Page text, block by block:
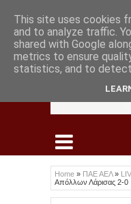
Home » ΠΑΕ ΑΕΛ»
Απόλλων Λάρισας 2-0
This site uses cookies
and to analyze traffic.
shared with Google
metrics to ensure
statistics, and to detect